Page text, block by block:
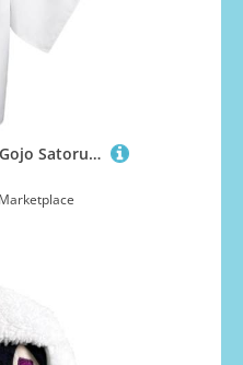
Jiumaocleu Anime Gojo Satoru Cosplay Kostüm mit Perücke - Kugisaki Nobara/Itadori Yuuji/Fushiguro Megumi Cosplay Outfits Anzüge Halloween Karneval Komplettes Set Kleidung Requisiten